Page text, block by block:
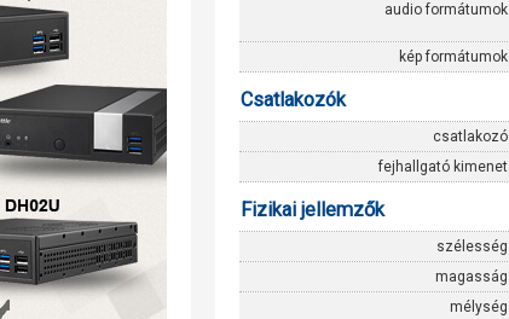
audio formátumok
kép formátumok
Csatlakozók
csatlakozó
fejhallgató kimenet
Fizikai jellemzők
szélesség
magasság
mélység